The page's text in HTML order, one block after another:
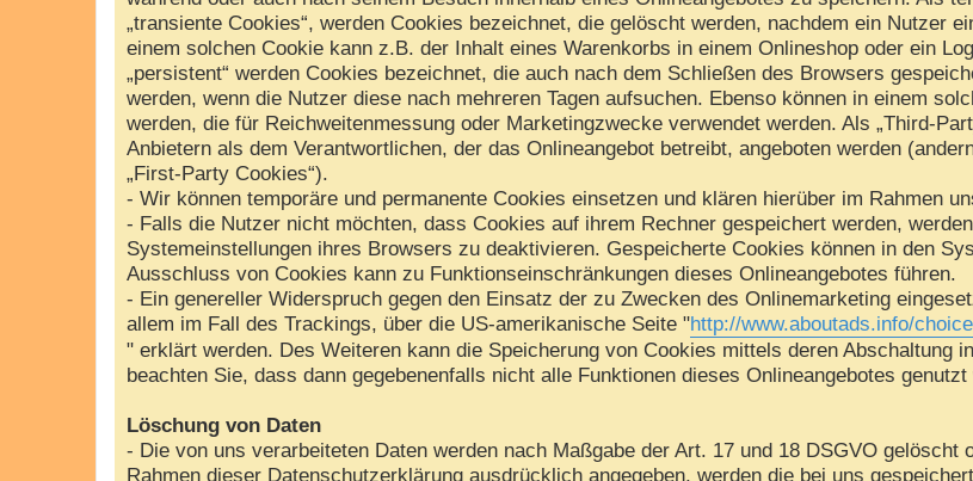
„transiente Cookies“, werden Cookies bezeichnet, die gelöscht werden, nachdem ein Nutzer
einem solchen Cookie kann z.B. der Inhalt eines Warenkorbs in einem Onlineshop oder ein
„persistent“ werden Cookies bezeichnet, die auch nach dem Schließen des Browsers
werden, wenn die Nutzer diese nach mehreren Tagen aufsuchen. Ebenso können in einem
werden, die für Reichweitenmessung oder Marketingzwecke verwendet werden. Als „Third-
Anbietern als dem Verantwortlichen, der das Onlineangebot betreibt, angeboten werden
„First-Party Cookies“).
- Wir können temporäre und permanente Cookies einsetzen und klären hierüber im Rahmen
- Falls die Nutzer nicht möchten, dass Cookies auf ihrem Rechner gespeichert werden,
Systemeinstellungen ihres Browsers zu deaktivieren. Gespeicherte Cookies können in den
Ausschluss von Cookies kann zu Funktionseinschränkungen dieses Onlineangebotes führen.
- Ein genereller Widerspruch gegen den Einsatz der zu Zwecken des Onlinemarketing
allem im Fall des Trackings, über die US-amerikanische Seite "http://www.aboutads.info/
" erklärt werden. Des Weiteren kann die Speicherung von Cookies mittels deren Abschaltung
beachten Sie, dass dann gegebenenfalls nicht alle Funktionen dieses Onlineangebotes genutzt
Löschung von Daten
- Die von uns verarbeiteten Daten werden nach Maßgabe der Art. 17 und 18 DSGVO
Rahmen dieser Datenschutzerklärung ausdrücklich angegeben, werden die bei uns